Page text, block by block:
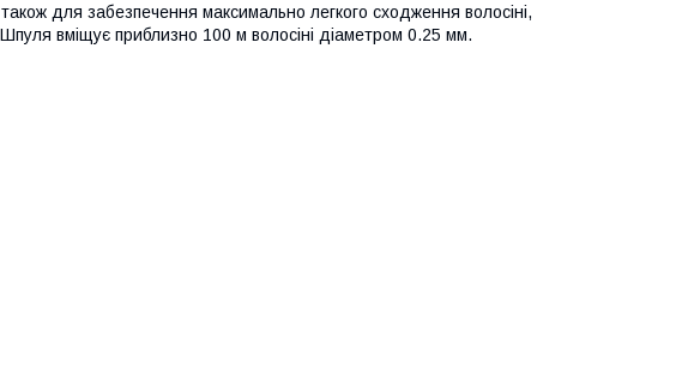
для забезпечення максимально легкого сходження волосіні,
вміщує приблизно 100 м волосіні діаметром 0.25 мм.